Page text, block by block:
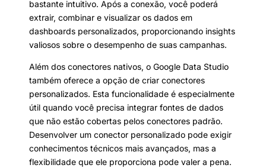
bastante intuitivo. Após a conexão, você poderá
extrair, combinar e visualizar os dados em
dashboards personalizados, proporcionando insights
valiosos sobre o desempenho de suas campanhas.
Além dos conectores nativos, o Google Data Studio
também oferece a opção de criar conectores
personalizados. Esta funcionalidade é especialmente
útil quando você precisa integrar fontes de dados
que não estão cobertas pelos conectores padrão.
Desenvolver um conector personalizado pode exigir
conhecimentos técnicos mais avançados, mas a
flexibilidade que ele proporciona pode valer a pena.